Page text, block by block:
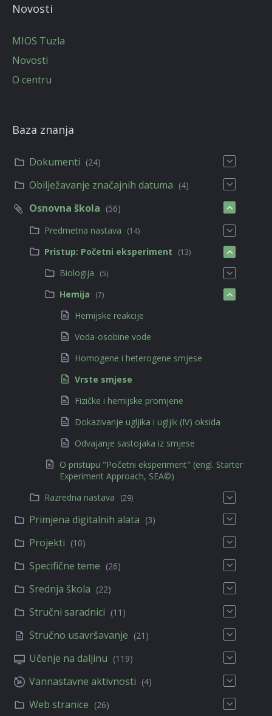
Novosti
MIOS Tuzla
Novosti
O centru
Baza znanja
Dokumenti (24)
Obilježavanje značajnih datuma (4)
Osnovna škola (56)
Predmetna nastava
(14)
Pristup: Početni eksperiment (13)
Biologija (5)
Hemija (7)
Hemijske reakcije
Voda-osobine vode
Homogene i heterogene smjese
Vrste smjese
Fizičke i hemijske promjene
Dokazivanje ugljika i ugljik (IV) oksida
Odvajanje sastojaka iz smjese
O pristupu "Početni eksperiment" (engl. Starter
Experiment Approach, SEA©)
Razredna nastava
(29)
Primjena digitalnih alata (3)
Projekti (10)
Specifične teme (26)
Srednja škola (22)
Stručni saradnici (11)
Stručno usavršavanje (21)
Učenje na daljinu (119)
Vannastavne aktivnosti (4)
Web stranice (26)